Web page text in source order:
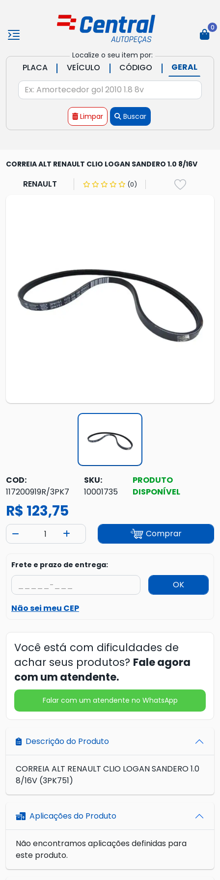
Localize o seu item por:
PLACA | VEÍCULO | CÓDIGO | GERAL
Limpar Buscar
0
CORREIA ALT RENAULT CLIO LOGAN SANDERO 1.0 8/16V
RENAULT (0)
COD:
117200919R/3PK7
SKU:
10001735
PRODUTO
DISPONÍVEL
R$ 123,75
Comprar
Frete e prazo de entrega:
OK
Não sei meu CEP
Você está com dificuldades de
achar seus produtos? Fale agora
com um atendente.
Falar com um atendente no WhatsApp
Descrição do Produto
CORREIA ALT RENAULT CLIO LOGAN SANDERO 1.0
8/16V (3PK751)
Aplicações do Produto
Não encontramos aplicações definidas para
este produto.